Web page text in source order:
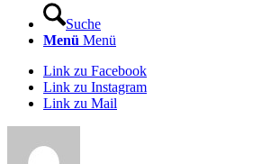
Suche
Menü Menü
Link zu Facebook
Link zu Instagram
Link zu Mail